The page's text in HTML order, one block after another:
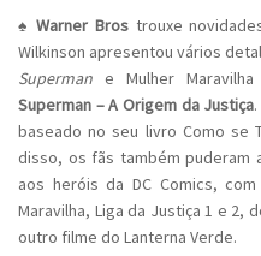
♠Warner Brostrouxe
Wilkinson apresentou vários
Superman e Mulher
Superman – A Origem da Justiça
baseado no seu livro Como se
disso, os fãs também puderam
aos heróis da DC Comics,
Maravilha, Liga da Justiça 1 e 2,
outro filme do Lanterna Verde.